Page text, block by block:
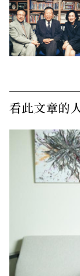
看此文章的